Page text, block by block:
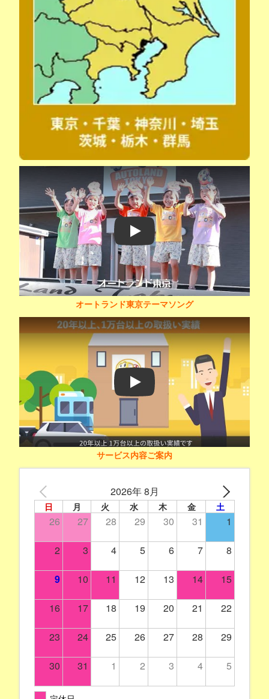
Play
オートランド東京テーマソング
Play
サービス内容ご案内
2026年 8月
日 月 火 水 木 金 土
26 27 28 29 30 31 1
2 3 4 5 6 7 8
9 10 11 12 13 14 15
16 17 18 19 20 21 22
23 24 25 26 27 28 29
30 31 1 2 3 4 5